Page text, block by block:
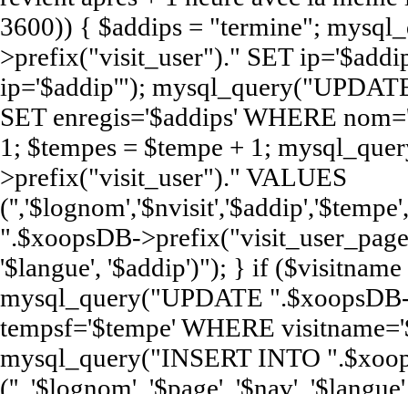
3600)) { $addips = "termine";
>prefix("visit_user")." SET
ip='$addip'");
SET enregis='$addips' WHERE
1; $tempes = $tempe + 1;
>prefix("visit_user")." VALUES
".$xoopsDB-
'$langue', '$addip')"); } if
mysql_query("UPDATE
tempsf='$tempe' WHERE
mysql_query("INSERT INTO
('', '$lognom', '$page', '$nav',